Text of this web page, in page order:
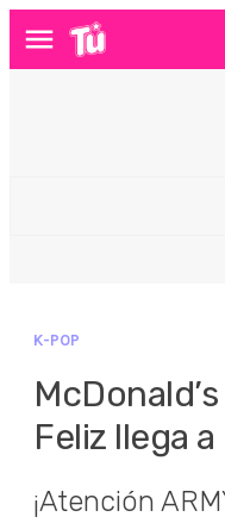
Menú
K-POP
Feliz llega
¡Atención